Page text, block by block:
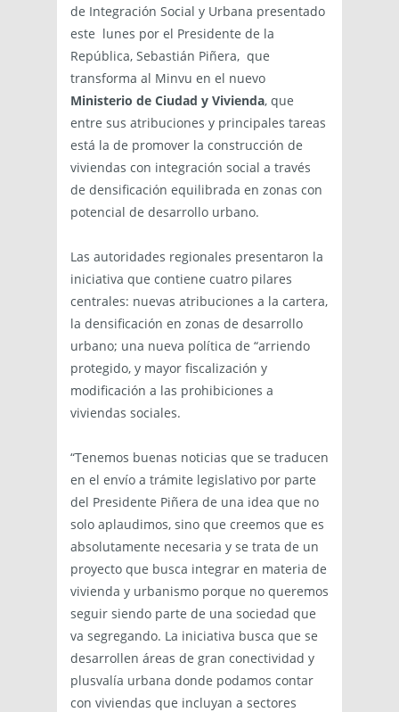
de Integración Social y Urbana presentado
este lunes por el Presidente de la
República, Sebastián Piñera, que
transforma al Minvu en el nuevo
Ministerio de Ciudad y Vivienda, que
entre sus atribuciones y principales tareas
está la de promover la construcción de
viviendas con integración social a través
de densificación equilibrada en zonas con
potencial de desarrollo urbano.
Las autoridades regionales presentaron la
iniciativa que contiene cuatro pilares
centrales: nuevas atribuciones a la cartera,
la densificación en zonas de desarrollo
urbano; una nueva política de “arriendo
protegido, y mayor fiscalización y
modificación a las prohibiciones a
viviendas sociales.
“Tenemos buenas noticias que se traducen
en el envío a trámite legislativo por parte
del Presidente Piñera de una idea que no
solo aplaudimos, sino que creemos que es
absolutamente necesaria y se trata de un
proyecto que busca integrar en materia de
vivienda y urbanismo porque no queremos
seguir siendo parte de una sociedad que
va segregando. La iniciativa busca que se
desarrollen áreas de gran conectividad y
plusvalía urbana donde podamos contar
con viviendas que incluyan a sectores